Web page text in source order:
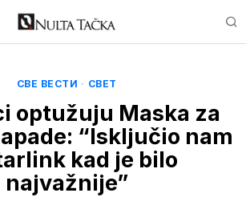
СВЕ ВЕСТИ · СВЕТ
optužuju Maska za
“Isključio nam
kad je bilo
najvažnije”